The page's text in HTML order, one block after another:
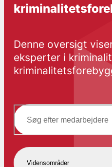
Denne oversigt
eksperter i
Vidensområder